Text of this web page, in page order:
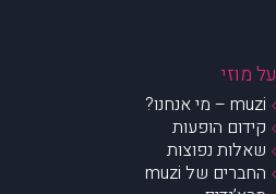
על מוזי
muzi – מי אנחנו?
קידום הופעות
שאלות נפוצות
החברים של muzi